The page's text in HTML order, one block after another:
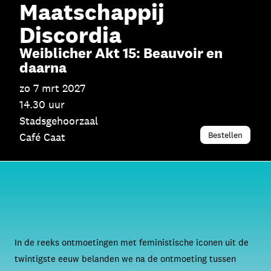
Maatschappij
Discordia
Weiblicher Akt 15: Beauvoir en
daarna
zo 7 mrt 2027
14.30 uur
Stadsgehoorzaal
Café Caat
Bestellen
In de reeks ontmoetingen met feministische iconen uit de
twintigste eeuw belanden we na de ontmoeting tussen